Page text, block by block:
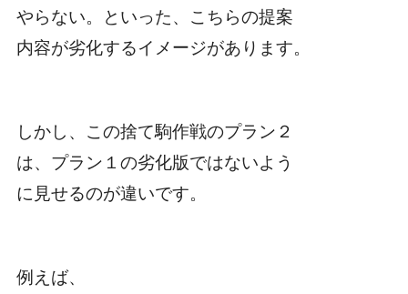
やらない。といった、こちらの提案
内容が劣化するイメージがあります。
しかし、この捨て駒作戦のプラン２
は、プラン１の劣化版ではないよう
に見せるのが違いです。
例えば、